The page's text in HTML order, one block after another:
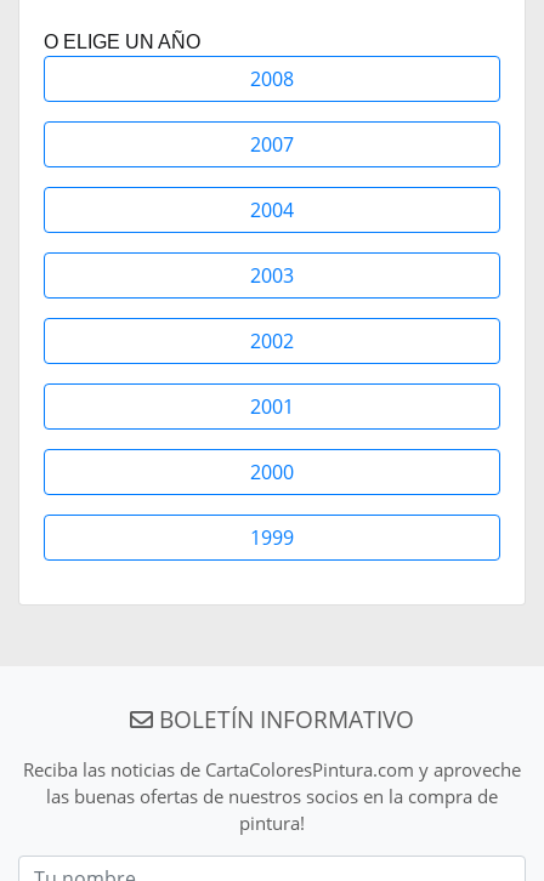
O ELIGE UN AÑO
2008
2007
2004
2003
2002
2001
2000
1999
BOLETÍN INFORMATIVO
Reciba las noticias de CartaColoresPintura.com y aproveche
las buenas ofertas de nuestros socios en la compra de
pintura!
Nom